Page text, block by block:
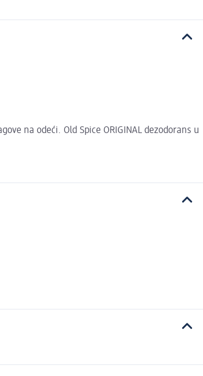
na odeći. Old Spice ORIGINAL dezodorans u